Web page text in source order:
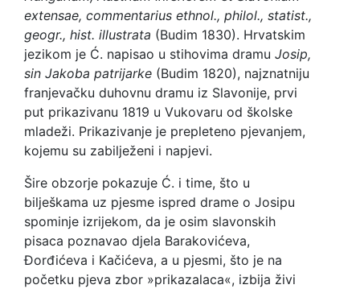
extensae, commentarius ethnol., philol., statist.,
geogr., hist. illustrata (Budim 1830). Hrvatskim
jezikom je Ć. napisao u stihovima dramu Josip,
sin Jakoba patrijarke (Budim 1820), najznatniju
franjevačku duhovnu dramu iz Slavonije, prvi
put prikazivanu 1819 u Vukovaru od školske
mladeži. Prikazivanje je prepleteno pjevanjem,
kojemu su zabilježeni i napjevi.
Šire obzorje pokazuje Ć. i time, što u
bilješkama uz pjesme ispred drame o Josipu
spominje izrijekom, da je osim slavonskih
pisaca poznavao djela Barakovićeva,
Đorđićeva i Kačićeva, a u pjesmi, što je na
početku pjeva zbor »prikazalaca«, izbija živi